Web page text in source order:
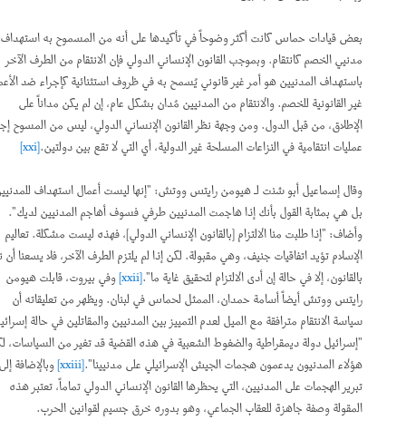
بعض قيادات حماس كانت أكثر وضوحاً في تأكيدها على أنه من المسموح به استهداف
مدنيي الخصم كانتقام. وبموجب القانون الإنساني الدولي فإن الانتقام من الطرف الآخر
باستهداف المدنيين هو أمر غير قانوني يُسمح به في ظروف استثنائية كإجراء ضد الأعمال
غير القانونية للخصم. والانتقام من المدنيين مُدان بشكل عام، إن لم يكن مداناً على
الإطلاق، من قبل الدول. ومن وجهة نظر القانون الإنساني الدولي، ليس من المسوح إجراء
عمليات انتقامية في النزاعات المسلحة غير الدولية، أي التي لا تقع بين دولتين.[xxi]
وقال إسماعيل أبو شنت لـ هيومن رايتس ووتش: "إنها ليست أعمال استهداف للمدنيين.
بل هي بمثابة القول بأنك إذا هاجمت المدنيين طرفي فسوف أهاجم المدنيين لديك".
وأضاف: "إذا طلبت منا الالتزام [بالقانون الإنساني الدولي]، فهذه ليست مشكلة. تعاليم
الإسلام تؤيد اتفاقيات جنيف، وهي مقبولة. لكن إذا لم يلتزم الطرف الآخر، فلا يسعنا أن نلتزم
بالقانون، إلا في حالة إن أدى الالتزام لتحقيق غاية ما".[xxii]
وفي بيروت، قابلت هيومن
رايتس ووتش أيضاً أسامة حمدان، الممثل لحماس في لبنان. ويظهر من تعليقاته أن
سياسة الانتقام مترافقة مع الميل لعدم التمييز بين المدنيين والمقاتلين في حالة إسرائيل:
"إسرائيل دولة ديمقراطية والضغوط الشعبية في هذه القضية قد تغير من السياسات، لكن
هؤلاء المدنيون يدعمون هجمات الجيش الإسرائيلي على مدنيينا".[xxiii]
وبالإضافة إلى
تبرير الهجمات على المدنيين، التي يحظرها القانون الإنساني الدولي تماماً، تعتبر هذه
المقولة وصفة جاهزة للعقاب الجماعي، وهو بدوره خرق جسيم لقوانين الحرب.